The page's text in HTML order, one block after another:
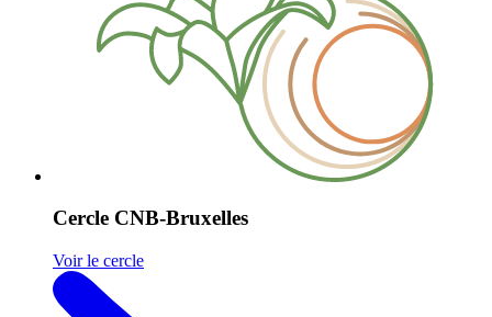
Cercle CNB-Bruxelles
Voir le cercle